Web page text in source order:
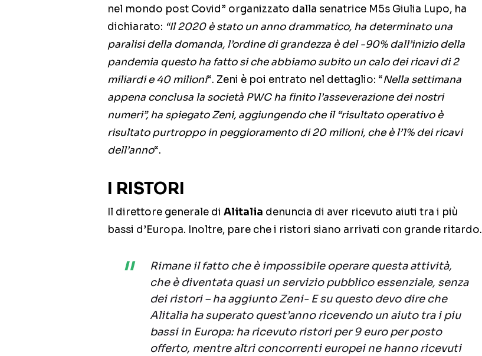
nel mondo post Covid” organizzato dalla senatrice M5s Giulia Lupo, ha
dichiarato: “Il 2020 è stato un anno drammatico, ha determinato una
paralisi della domanda, l’ordine di grandezza è del -90% dall’inizio della
pandemia questo ha fatto si che abbiamo subito un calo dei ricavi di 2
miliardi e 40 milioni“. Zeni è poi entrato nel dettaglio: “Nella settimana
appena conclusa la società PWC ha finito l’asseverazione dei nostri
numeri”, ha spiegato Zeni, aggiungendo che il “risultato operativo è
risultato purtroppo in peggioramento di 20 milioni, che è l’1% dei ricavi
dell’anno“.
I RISTORI
Il direttore generale di Alitalia denuncia di aver ricevuto aiuti tra i più
bassi d’Europa. Inoltre, pare che i ristori siano arrivati con grande ritardo.
Rimane il fatto che è impossibile operare questa attività,
che è diventata quasi un servizio pubblico essenziale, senza
dei ristori – ha aggiunto Zeni- E su questo devo dire che
Alitalia ha superato quest’anno ricevendo un aiuto tra i piu
bassi in Europa: ha ricevuto ristori per 9 euro per posto
offerto, mentre altri concorrenti europei ne hanno ricevuti